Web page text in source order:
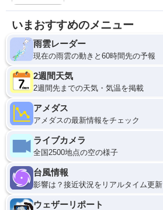
いまおすすめのメニュー
雨雲レーダー
現在の雨雲の動きと60時間先の予報
2週間天気
2週間先までの天気・気温を掲載
アメダス
アメダスの最新情報をチェック
ライブカメラ
全国2500地点の空の様子
台風情報
影響は？接近状況をリアルタイム更新
ウェザーリポート